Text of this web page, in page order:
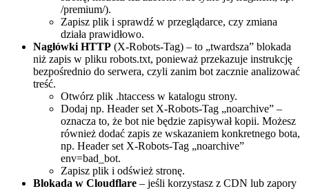
/premium/).
Zapisz plik i sprawdź w przeglądarce, czy zmiana
działa prawidłowo.
Nagłówki HTTP (X-Robots-Tag) – to „twardsza” blokada
niż zapis w pliku robots.txt, ponieważ przekazuje instrukcję
bezpośrednio do serwera, czyli zanim bot zacznie analizować
treść.
Otwórz plik .htaccess w katalogu strony.
Dodaj np. Header set X-Robots-Tag „noarchive” –
oznacza to, że bot nie będzie zapisywał kopii. Możesz
również dodać zapis ze wskazaniem konkretnego bota,
np. Header set X-Robots-Tag „noarchive”
env=bad_bot.
Zapisz plik i odśwież stronę.
Blokada w Cloudflare – jeśli korzystasz z CDN lub zapory